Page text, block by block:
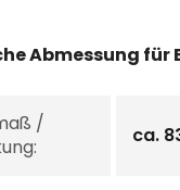
Abmessung für
/
ca.